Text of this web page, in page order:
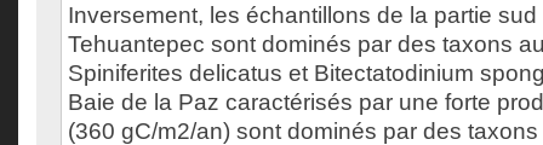
Inversement, les échantillons de la partie
Tehuantepec sont dominés par des taxons
Spiniferites delicatus et Bitectatodinium
Baie de la Paz caractérisés par une forte
(360 gC/m2/an) sont dominés par des